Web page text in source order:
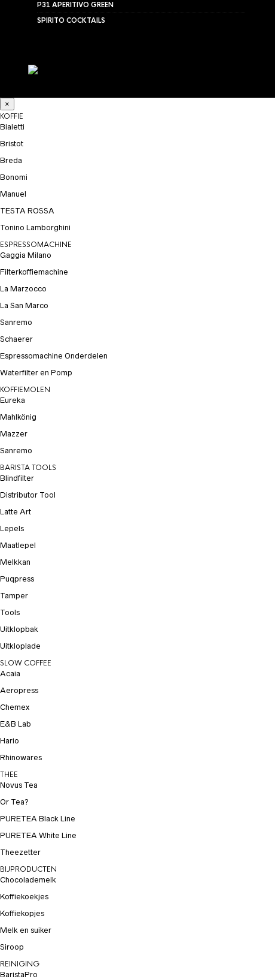
P31 APERITIVO GREEN
SPIRITO COCKTAILS
×
KOFFIE
Bialetti
Bristot
Breda
Bonomi
Manuel
TESTA ROSSA
Tonino Lamborghini
ESPRESSOMACHINE
Gaggia Milano
Filterkoffiemachine
La Marzocco
La San Marco
Sanremo
Schaerer
Espressomachine Onderdelen
Waterfilter en Pomp
KOFFIEMOLEN
Eureka
Mahlkönig
Mazzer
Sanremo
BARISTA TOOLS
Blindfilter
Distributor Tool
Latte Art
Lepels
Maatlepel
Melkkan
Puqpress
Tamper
Tools
Uitklopbak
Uitkloplade
SLOW COFFEE
Acaia
Aeropress
Chemex
E&B Lab
Hario
Rhinowares
THEE
Novus Tea
Or Tea?
PURETEA Black Line
PURETEA White Line
Theezetter
BIJPRODUCTEN
Chocolademelk
Koffiekoekjes
Koffiekopjes
Melk en suiker
Siroop
REINIGING
BaristaPro